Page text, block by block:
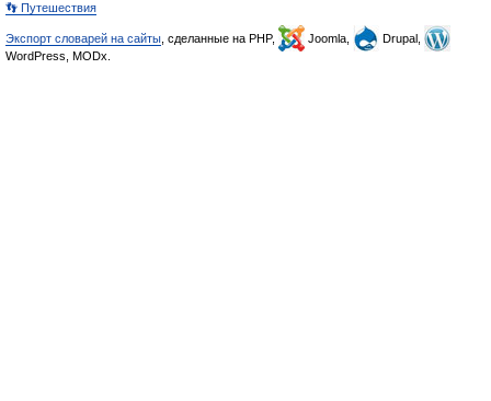
👣 Путешествия
Экспорт словарей на сайты , сделанные на PHP, Joomla,
Drupal,
WordPress, MODx.